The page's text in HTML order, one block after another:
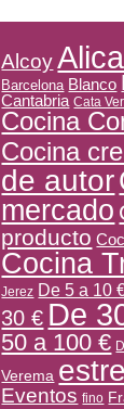
Alcoy
Barcelona Blanco
Cantabria Cata
Cocina
Cocina
de autor
mercado
producto
Cocina
Jerez De 5 a 10
30 € De
50 a 100 €
Verema
Eventos fino